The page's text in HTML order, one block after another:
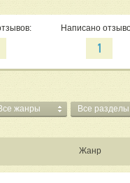
Написано
1
жанры Все разделы
Жанр